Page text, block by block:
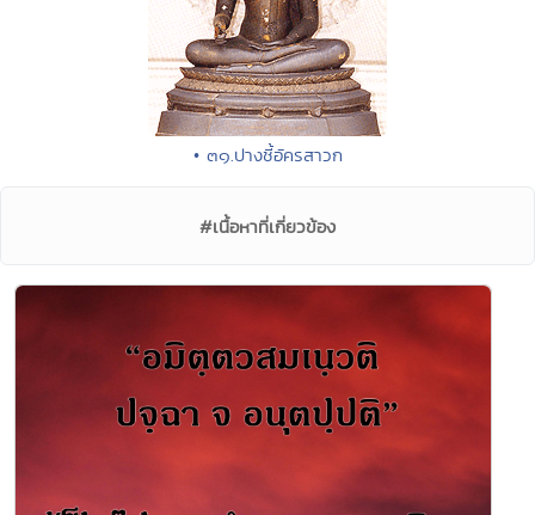
• ๓๑.ปางชี้อัครสาวก
#เนื้อหาที่เกี่ยวข้อง